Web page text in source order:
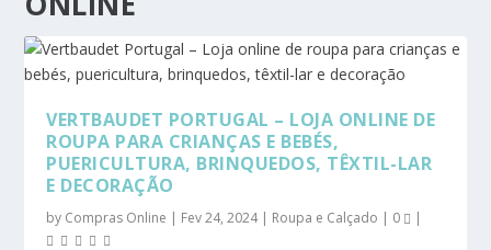
VERTBAUDET PORTUGAL – LOJA ONLINE DE
ROUPA PARA CRIANÇAS E BEBÉS,
PUERICULTURA, BRINQUEDOS, TÊXTIL-LAR
E DECORAÇÃO
by Compras Online | Fev 24, 2024| Roupa e Calçado | 0 |